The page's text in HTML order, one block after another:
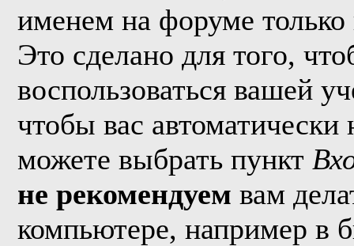
именем на форуме только
Это сделано для того,
воспользоваться вашей
чтобы вас
можете выбрать пункт
не рекомендуем вам
компьютере, например в